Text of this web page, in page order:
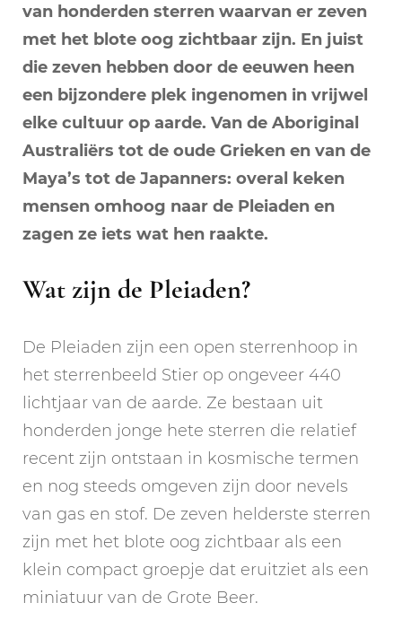
van honderden sterren waarvan er zeven
met het blote oog zichtbaar zijn. En juist
die zeven hebben door de eeuwen heen
een bijzondere plek ingenomen in vrijwel
elke cultuur op aarde. Van de Aboriginal
Australiërs tot de oude Grieken en van de
Maya’s tot de Japanners: overal keken
mensen omhoog naar de Pleiaden en
zagen ze iets wat hen raakte.
Wat zijn de Pleiaden?
De Pleiaden zijn een open sterrenhoop in
het sterrenbeeld Stier op ongeveer 440
lichtjaar van de aarde. Ze bestaan uit
honderden jonge hete sterren die relatief
recent zijn ontstaan in kosmische termen
en nog steeds omgeven zijn door nevels
van gas en stof. De zeven helderste sterren
zijn met het blote oog zichtbaar als een
klein compact groepje dat eruitziet als een
miniatuur van de Grote Beer.